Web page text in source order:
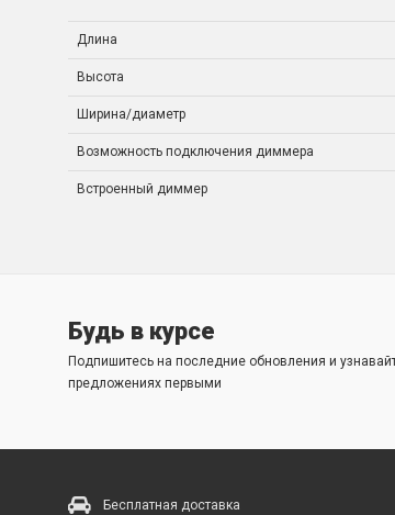
Длина
Высота
Ширина/диаметр
Возможность подключения диммера
Встроенный диммер
Будь в курсе
Подпишитесь на последние обновления и
предложениях первыми
Бесплатная доставка